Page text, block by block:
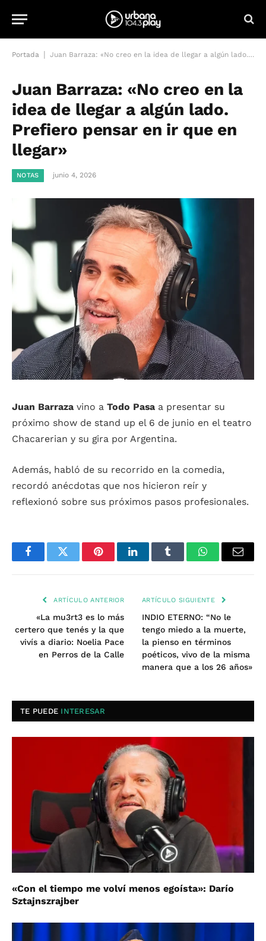
Portada Juan Barraza: «No creo en la idea de llegar a algún lado. Prefiero pensar en ir que en llegar»
Juan Barraza: «No creo en la
idea de llegar a algún lado.
Prefiero pensar en ir que en
llegar»
NOTAS junio 4, 2026
Juan Barraza vino a Todo Pasa a presentar su
próximo show de stand up el 6 de junio en el teatro
Chacarerian y su gira por Argentina.
Además, habló de su recorrido en la comedia,
recordó anécdotas que nos hicieron reír y
reflexionó sobre sus próximos pasos profesionales.
FacebookTwitter PinterestLinkedInTumblr WhatsAppEmail
ARTÍCULO ANTERIOR
«La mu3rt3 es lo más
certero que tenés y la que
vivís a diario: Noelia Pace
en Perros de la Calle
ARTÍCULO SIGUIENTE
INDIO ETERNO: “No le
tengo miedo a la muerte,
la pienso en términos
poéticos, vivo de la misma
manera que a los 26 años»
TE PUEDE INTERESAR
«Con el tiempo me volví menos egoísta»: Darío
Sztajnszrajber